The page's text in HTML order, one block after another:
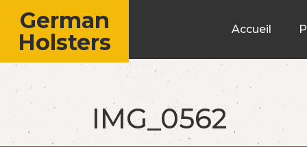
German
Holsters
Accueil
IMG_0562